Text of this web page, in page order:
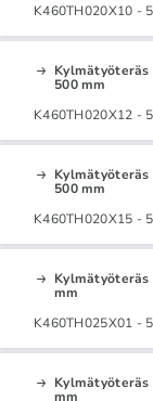
K460TH020X10 -
500 mm
K460TH020X12 -
500 mm
K460TH020X15 -
mm
K460TH025X01 -
mm